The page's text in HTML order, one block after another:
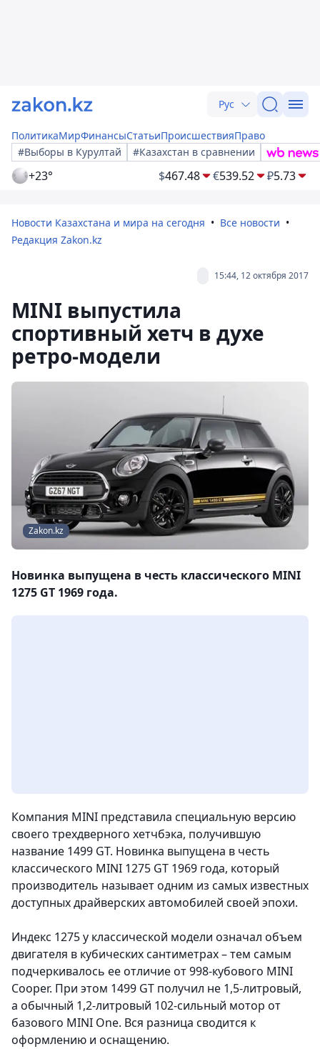
Рус
ПолитикаМирФинансыСтатьиПроисшествияПраво
#Выборы в Курултай
#Казахстан в сравнении
+23° $467.48 €539.52 ₽5.73
Новости Казахстана и мира на сегодня
Все новости
Редакция Zakon.kz
15:44, 12 октября 2017
MINI выпустила
спортивный хетч в духе
ретро-модели
Zakon.kz
Новинка выпущена в честь классического MINI
1275 GT 1969 года.
Компания MINI представила специальную версию
своего трехдверного хетчбэка, получившую
название 1499 GT. Новинка выпущена в честь
классического MINI 1275 GT 1969 года, который
производитель называет одним из самых известных
доступных драйверских автомобилей своей эпохи.
Индекс 1275 у классической модели означал объем
двигателя в кубических сантиметрах – тем самым
подчеркивалось ее отличие от 998-кубового MINI
Cooper. При этом 1499 GT получил не 1,5-литровый,
а обычный 1,2-литровый 102-сильный мотор от
базового MINI One. Вся разница сводится к
оформлению и оснащению.